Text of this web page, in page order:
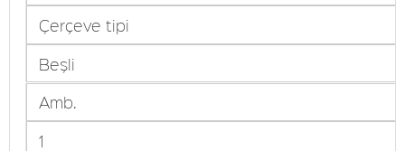
Çerçeve tipi
Beşli
Amb.
1